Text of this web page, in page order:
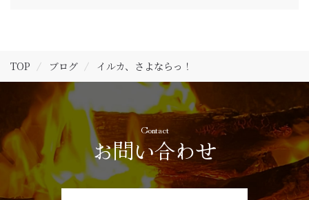
TOP ブログ イルカ、さよならっ！
Contact
お問い合わせ